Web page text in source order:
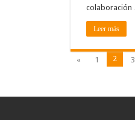
colaboración
Leer más
« 1 2 3